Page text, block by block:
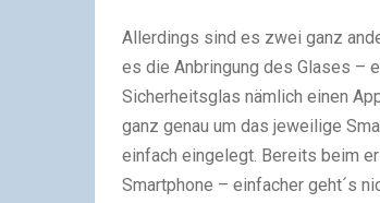
Allerdings sind es zwei ganz
es die Anbringung des Glases –
Sicherheitsglas nämlich einen
ganz genau um das jeweilige
einfach eingelegt. Bereits beim
Smartphone – einfacher geht´s